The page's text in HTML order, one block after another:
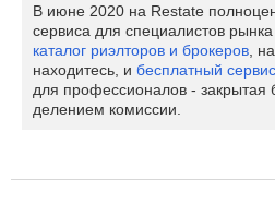
В июне 2020 на Restate
сервиса для специалистов
каталог риэлторов и брокеров ,
находитесь, и бесплатный
для профессионалов - закрытая
делением комиссии.